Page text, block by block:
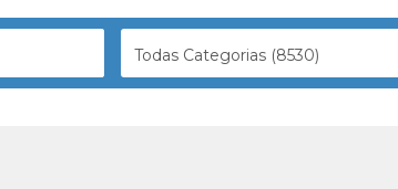
Todas Categorias (8530)